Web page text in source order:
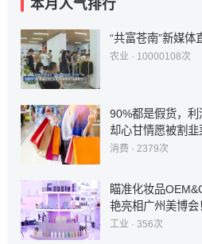
本月人气排行
“共富苍南”新媒体
农业 · 10000108次
90%都是假货，
却心甘情愿被割韭
消费 · 2379次
瞄准化妆品
艳亮相广州美博会
工业 · 356次